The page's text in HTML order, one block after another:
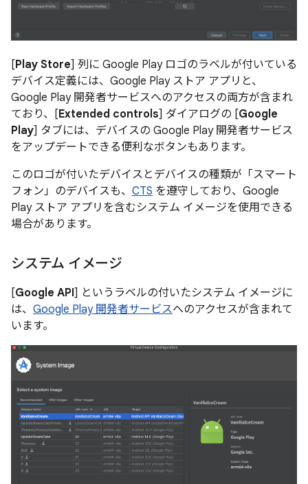
[Play Store] 列に Google Play ロゴのラベルが付いている
デバイス定義には、Google Play ストア アプリと、
Google Play 開発者サービスへのアクセスの両方が含まれ
ており、[Extended controls] ダイアログの [Google
Play] タブには、デバイスの Google Play 開発者サービス
をアップデートできる便利なボタンもあります。
このロゴが付いたデバイスと デバイスの種類が「スマート
フォン」のデバイスも、 CTS を遵守しており、Google
Play ストア アプリを含むシステム イメージを使用できる
場合があります。
システム イメージ
[Google API] というラベルの付いたシステム イメージに
は、 Google Play 開発者サービスへのアクセスが含まれて
います。